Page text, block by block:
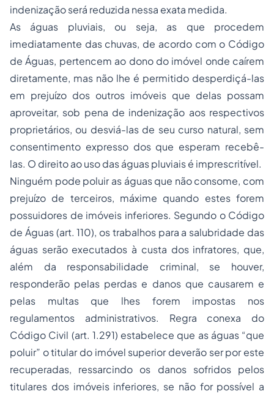
indenização será reduzida nessa exata medida.
As águas pluviais, ou seja, as que procedem
imediatamente das chuvas, de acordo com o Código
de Águas, pertencem ao dono do imóvel onde caírem
diretamente, mas não lhe é permitido desperdiçá-las
em prejuízo dos outros imóveis que delas possam
aproveitar, sob pena de indenização aos respectivos
proprietários, ou desviá-las de seu curso natural, sem
consentimento expresso dos que esperam recebê-
las. O direito ao uso das águas pluviais é imprescritível.
Ninguém pode poluir as águas que não consome, com
prejuízo de terceiros, máxime quando estes forem
possuidores de imóveis inferiores. Segundo o Código
de Águas (art. 110), os trabalhos para a salubridade das
águas serão executados à custa dos infratores, que,
além da responsabilidade criminal, se houver,
responderão pelas perdas e danos que causarem e
pelas multas que lhes forem impostas nos
regulamentos administrativos. Regra conexa do
Código Civil (art. 1.291) estabelece que as águas “que
poluir” o titular do imóvel superior deverão ser por este
recuperadas, ressarcindo os danos sofridos pelos
titulares dos imóveis inferiores, se não for possível a